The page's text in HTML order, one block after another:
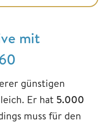
mit
günstigen
Er hat 5.000
muss für den